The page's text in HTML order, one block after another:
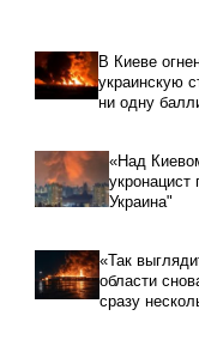
В Киеве
украинскую
ни одну
«Над
укронацист
Украина"
«Так
области
сразу